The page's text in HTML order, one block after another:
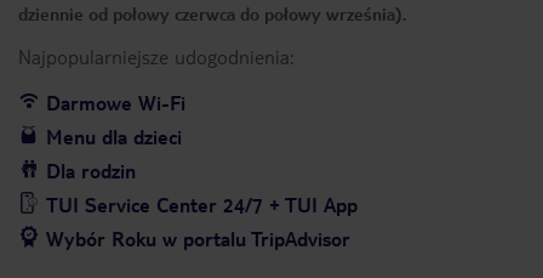
dziennie od połowy czerwca do połowy września).
Najpopularniejsze udogodnienia:
Darmowe Wi-Fi
Menu dla dzieci
Dla rodzin
TUI Service Center 24/7 + TUI App
Wybór Roku w portalu TripAdvisor